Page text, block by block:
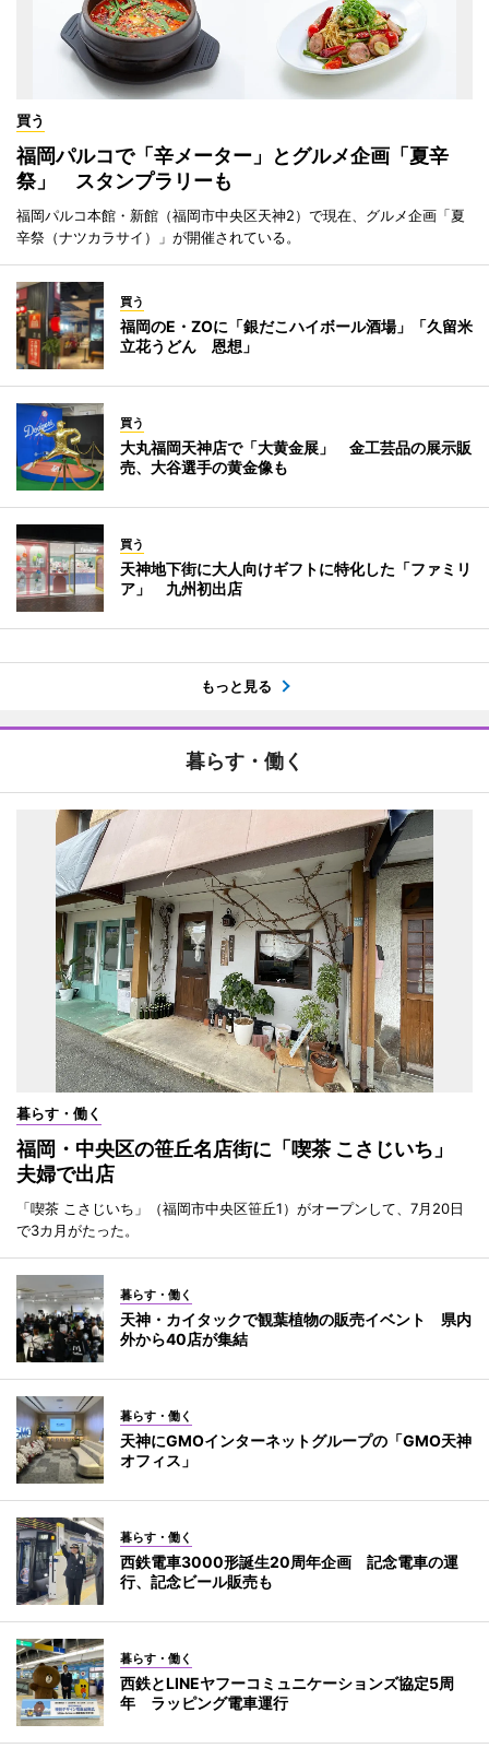
買う
福岡パルコで「辛メーター」とグルメ企画「夏辛
祭」 スタンプラリーも
福岡パルコ本館・新館（福岡市中央区天神2）で現在、グルメ企画「夏
辛祭（ナツカラサイ）」が開催されている。
買う
福岡のE・ZOに「銀だこハイボール酒場」「久留米
立花うどん 恩想」
買う
大丸福岡天神店で「大黄金展」 金工芸品の展示販
売、大谷選手の黄金像も
買う
天神地下街に大人向けギフトに特化した「ファミリ
ア」 九州初出店
もっと見る
暮らす・働く
暮らす・働く
福岡・中央区の笹丘名店街に「喫茶 こさじいち」
夫婦で出店
「喫茶 こさじいち」（福岡市中央区笹丘1）がオープンして、7月20日
で3カ月がたった。
暮らす・働く
天神・カイタックで観葉植物の販売イベント 県内
外から40店が集結
暮らす・働く
天神にGMOインターネットグループの「GMO天神
オフィス」
暮らす・働く
西鉄電車3000形誕生20周年企画 記念電車の運
行、記念ビール販売も
暮らす・働く
西鉄とLINEヤフーコミュニケーションズ協定5周
年 ラッピング電車運行